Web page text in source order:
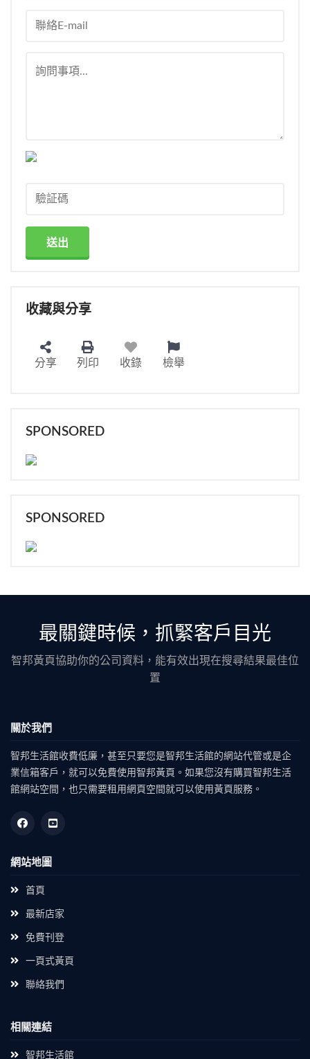
送出
收藏與分享
分享 列印 收錄 檢舉
SPONSORED
SPONSORED
最關鍵時候，抓緊客戶目光
智邦黃頁協助你的公司資料，能有效出現在搜尋結果最佳位
置
關於我們
智邦生活館收費低廉，甚至只要您是智邦生活館的網站代管或是企
業信箱客戶，就可以免費使用智邦黃頁。如果您沒有購買智邦生活
館網站空間，也只需要租用網頁空間就可以使用黃頁服務。
網站地圖
首頁
最新店家
免費刊登
一頁式黃頁
聯絡我們
相關連結
智邦生活館